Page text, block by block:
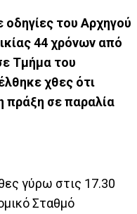
οδηγίες του Αρχηγού
44 χρόνων από
Τμήμα του
χθες ότι
πράξη σε παραλία
γύρω στις 17.30
Σταθμό